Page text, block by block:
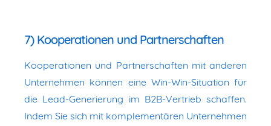
7) Kooperationen und Partnerschaften
Kooperationen und Partnerschaften mit anderen
Unternehmen können eine Win-Win-Situation für
die Lead-Generierung im B2B-Vertrieb schaffen.
Indem Sie sich mit komplementären Unternehmen